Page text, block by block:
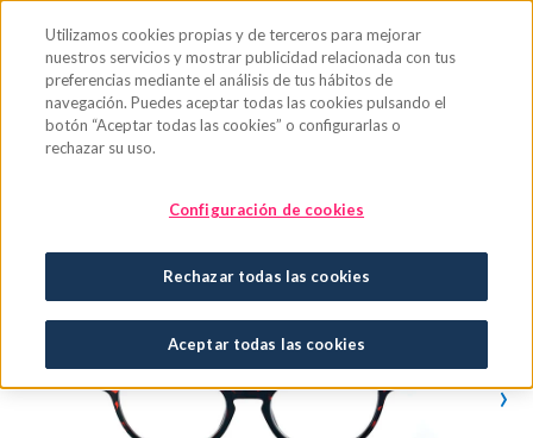
›
Utilizamos cookies propias y de terceros para mejorar
nuestros servicios y mostrar publicidad relacionada con tus
preferencias mediante el análisis de tus hábitos de
navegación. Puedes aceptar todas las cookies pulsando el
botón “Aceptar todas las cookies” o configurarlas o
rechazar su uso.
Configuración de cookies
Rechazar todas las cookies
Aceptar todas las cookies